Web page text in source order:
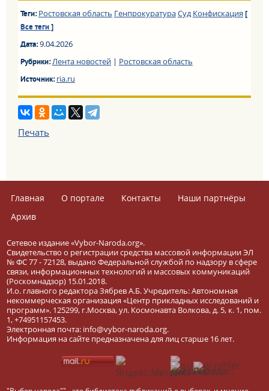
Теги: Ростовская область ГенпрокуратураСуд Конфискация [
Все теги ]
Дата:9.04.2026
Рубрики:Лента новостей| Ростовская область
Источник:ria.ru
Печать
Главная О портале Контакты
Наши партнёры
Архив
Сетевое издание «Vybor-Naroda.org».
Свидетельство о регистрации средства массовой информации ЭЛ
№ ФС 77 - 72128, выдано Федеральной службой по надзору в сфере
связи, информационных технологий и массовых коммуникаций
(Роскомнадзор) 15.01.2018.
И.о. главного редактора Зябрев А.Б. Учредитель: Автономная
некоммерческая организация «Центр прикладных исследований и
программ». 125299, г.Москва, ул. Космонавта Волкова, д. 5, к. 1, пом.
1, +74951157453.
Электронная почта: info@vybor-naroda.org.
Информация на сайте предназначена для лиц старше 16 лет.